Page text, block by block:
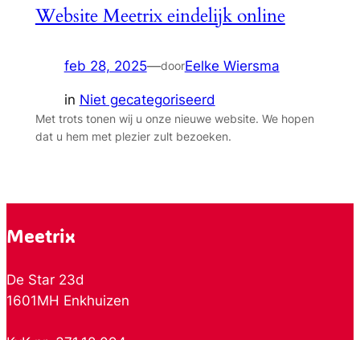
Website Meetrix eindelijk online
feb 28, 2025—doorEelke Wiersma
in Niet gecategoriseerd
Met trots tonen wij u onze nieuwe website. We hopen
dat u hem met plezier zult bezoeken.
Meetrix
De Star 23d
1601MH Enkhuizen